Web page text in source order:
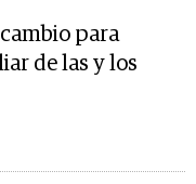
para
de las y los